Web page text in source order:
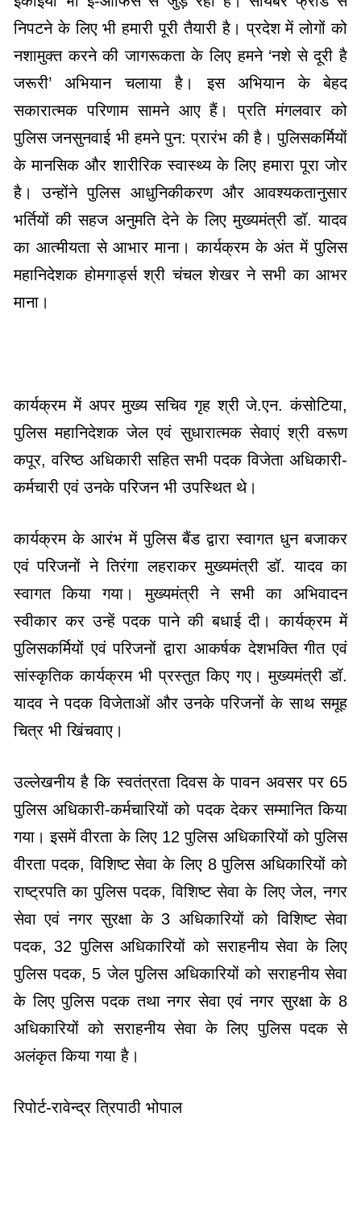
निपटने के लिए भी हमारी पूरी तैयारी है। प्रदेश में लोगों को
नशामुक्त करने की जागरूकता के लिए हमने ‘नशे से दूरी है
जरूरी’ अभियान चलाया है। इस अभियान के बेहद
सकारात्मक परिणाम सामने आए हैं। प्रति मंगलवार को
पुलिस जनसुनवाई भी हमने पुन: प्रारंभ की है। पुलिसकर्मियों
के मानसिक और शारीरिक स्वास्थ्य के लिए हमारा पूरा जोर
है। उन्होंने पुलिस आधुनिकीकरण और आवश्यकतानुसार
भर्तियों की सहज अनुमति देने के लिए मुख्यमंत्री डॉ. यादव
का आत्मीयता से आभार माना। कार्यक्रम के अंत में पुलिस
महानिदेशक होमगार्ड्स श्री चंचल शेखर ने सभी का आभर
माना।
कार्यक्रम में अपर मुख्य सचिव गृह श्री जे.एन. कंसोटिया,
पुलिस महानिदेशक जेल एवं सुधारात्मक सेवाएं श्री वरूण
कपूर, वरिष्ठ अधिकारी सहित सभी पदक विजेता अधिकारी-
कर्मचारी एवं उनके परिजन भी उपस्थित थे।
कार्यक्रम के आरंभ में पुलिस बैंड द्वारा स्वागत धुन बजाकर
एवं परिजनों ने तिरंगा लहराकर मुख्यमंत्री डॉ. यादव का
स्वागत किया गया। मुख्यमंत्री ने सभी का अभिवादन
स्वीकार कर उन्हें पदक पाने की बधाई दी। कार्यक्रम में
पुलिसकर्मियों एवं परिजनों द्वारा आकर्षक देशभक्ति गीत एवं
सांस्कृतिक कार्यक्रम भी प्रस्तुत किए गए। मुख्यमंत्री डॉ.
यादव ने पदक विजेताओं और उनके परिजनों के साथ समूह
चित्र भी खिंचवाए।
उल्लेखनीय है कि स्वतंत्रता दिवस के पावन अवसर पर 65
पुलिस अधिकारी-कर्मचारियों को पदक देकर सम्मानित किया
गया। इसमें वीरता के लिए 12 पुलिस अधिकारियों को पुलिस
वीरता पदक, विशिष्ट सेवा के लिए 8 पुलिस अधिकारियों को
राष्ट्रपति का पुलिस पदक, विशिष्ट सेवा के लिए जेल, नगर
सेवा एवं नगर सुरक्षा के 3 अधिकारियों को विशिष्ट सेवा
पदक, 32 पुलिस अधिकारियों को सराहनीय सेवा के लिए
पुलिस पदक, 5 जेल पुलिस अधिकारियों को सराहनीय सेवा
के लिए पुलिस पदक तथा नगर सेवा एवं नगर सुरक्षा के 8
अधिकारियों को सराहनीय सेवा के लिए पुलिस पदक से
अलंकृत किया गया है।
रिपोर्ट-रावेन्द्र त्रिपाठी भोपाल